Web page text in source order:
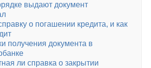
выдают документ
о погашении кредита, и как
получения документа в
ли справка о закрытии